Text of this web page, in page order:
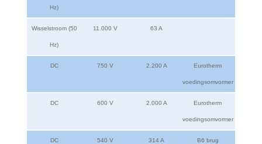
Hz)
Wisselstroom (50
Hz)
11.000 V 63 A
DC 750 V 2.200 A Eurotherm
voedingsomvormer
DC 600 V 2.000 A Eurotherm
voedingsomvormer
DC 540 V 314 A B6 brug